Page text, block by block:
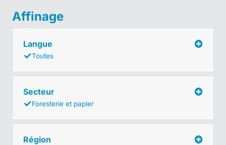
Affinage
Langue
Toutes
Secteur
Foresterie et papier
Région